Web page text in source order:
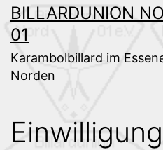
Zum
Inhalt
springen
BILLARDUNION
01
Karambolbillard im
Norden